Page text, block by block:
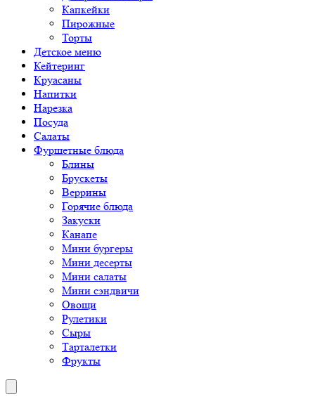
Капкейки
Пирожные
Торты
Детское меню
Кейтеринг
Круасаны
Напитки
Нарезка
Посуда
Салаты
Фуршетные блюда
Блины
Брускеты
Веррины
Горячие блюда
Закуски
Канапе
Мини бургеры
Мини десерты
Мини салаты
Мини сэндвичи
Овощи
Рулетики
Сыры
Тарталетки
Фрукты